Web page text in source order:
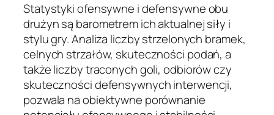
Statystyki ofensywne i defensywne obu
drużyn są barometrem ich aktualnej siły i
stylu gry. Analiza liczby strzelonych bramek,
celnych strzałów, skuteczności podań, a
także liczby traconych goli, odbiorów czy
skuteczności defensywnych interwencji,
pozwala na obiektywne porównanie